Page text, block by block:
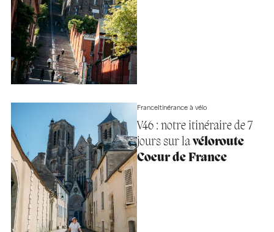
FranceItinérance à vélo
V46 : notre itinéraire de 7
jours sur lavéloroute
Coeur de France